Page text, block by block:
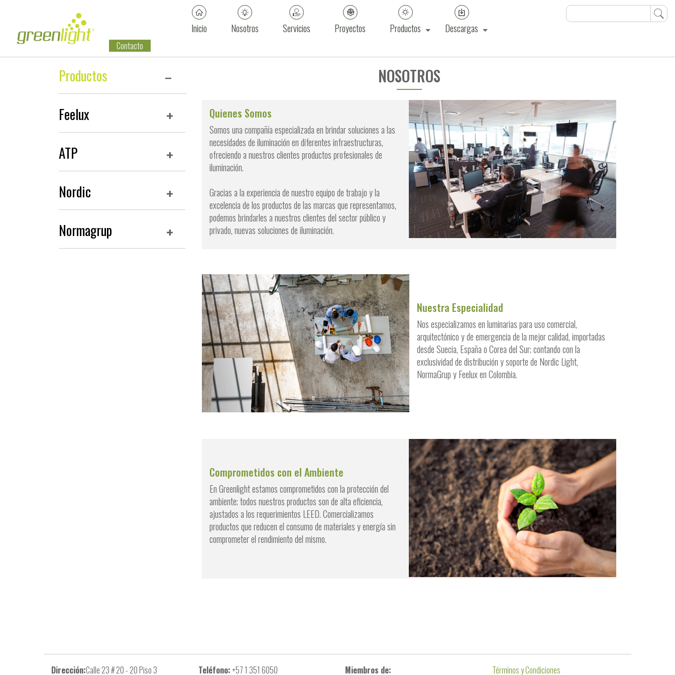
Contacto
Inicio Nosotros Servicios Proyectos Productos Descargas
Productos
Feelux
ATP
Nordic
Normagrup
NOSOTROS
Quienes Somos
Somos una compañía especializada en brindar soluciones a las
necesidades de iluminación en diferentes infraestructuras,
ofreciendo a nuestros clientes productos profesionales de
iluminación.
Gracias a la experiencia de nuestro equipo de trabajo y la
excelencia de los productos de las marcas que representamos,
podemos brindarles a nuestros clientes del sector público y
privado, nuevas soluciones de iluminación.
Nuestra Especialidad
Nos especializamos en luminarias para uso comercial,
arquitectónico y de emergencia de la mejor calidad, importadas
desde Suecia, España o Corea del Sur; contando con la
exclusividad de distribución y soporte de Nordic Light,
NormaGrup y Feelux en Colombia.
Comprometidos con el Ambiente
En Greenlight estamos comprometidos con la protección del
ambiente; todos nuestros productos son de alta eficiencia,
ajustados a los requerimientos LEED. Comercializamos
productos que reducen el consumo de materiales y energía sin
comprometer el rendimiento del mismo.
Dirección:Calle 23 # 20 - 20 Piso 3 Teléfono:+57 1 351 6050 Miembros de: Términos y Condiciones